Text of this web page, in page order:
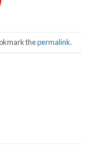
thepermalink.